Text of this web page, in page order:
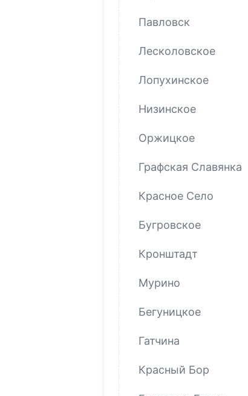
Павловск
Лесколовское
Лопухинское
Низинское
Оржицкое
Графская Славянка
Красное Село
Бугровское
Кронштадт
Мурино
Бегуницкое
Гатчина
Красный Бор